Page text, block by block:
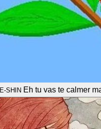
E-SHIN Eh tu vas te calmer